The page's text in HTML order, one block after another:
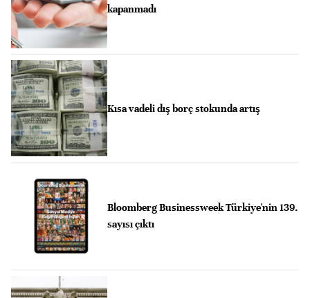
kapanmadı
Kısa vadeli dış borç stokunda artış
Bloomberg Businessweek Türkiye'nin 139.
sayısı çıktı